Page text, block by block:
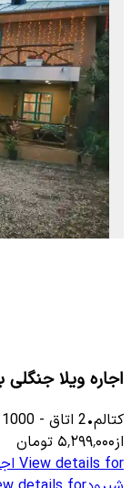
اجاره ویلا جنگلی
کتالم•
2 اتاق -
1000
از۵٬۲۹۹٬۰۰۰ تومان
View details for